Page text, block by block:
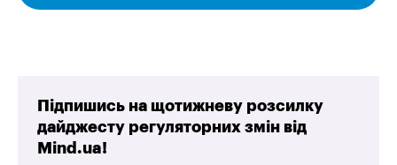
Підпишись на щотижневу розсилку
дайджесту регуляторних змін від
Mind.ua!